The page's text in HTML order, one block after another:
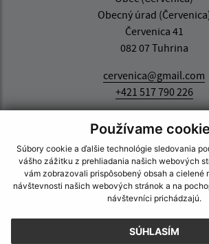
Používame
Súbory cookie a ďalšie technológie sledovania
vášho zážitku z prehliadania našich webových
vám zobrazovali prispôsobený obsah a cielené
návštevnosti našich webových stránok a na
návštevníci prichádzajú.
SÚHLASÍM
Obecný úrad
Červenica 41
082 07 Tuhrina
cervenica@gmail.com
+421 517 790 226